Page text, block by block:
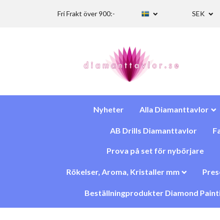
Fri Frakt över 900:- SEK
Nyheter Alla Diamanttavlor
AB Drills Diamanttavlor
Prova på set för nybörjare
Rökelser, Aroma, Kristaller mm
Beställningprodukter Diamond